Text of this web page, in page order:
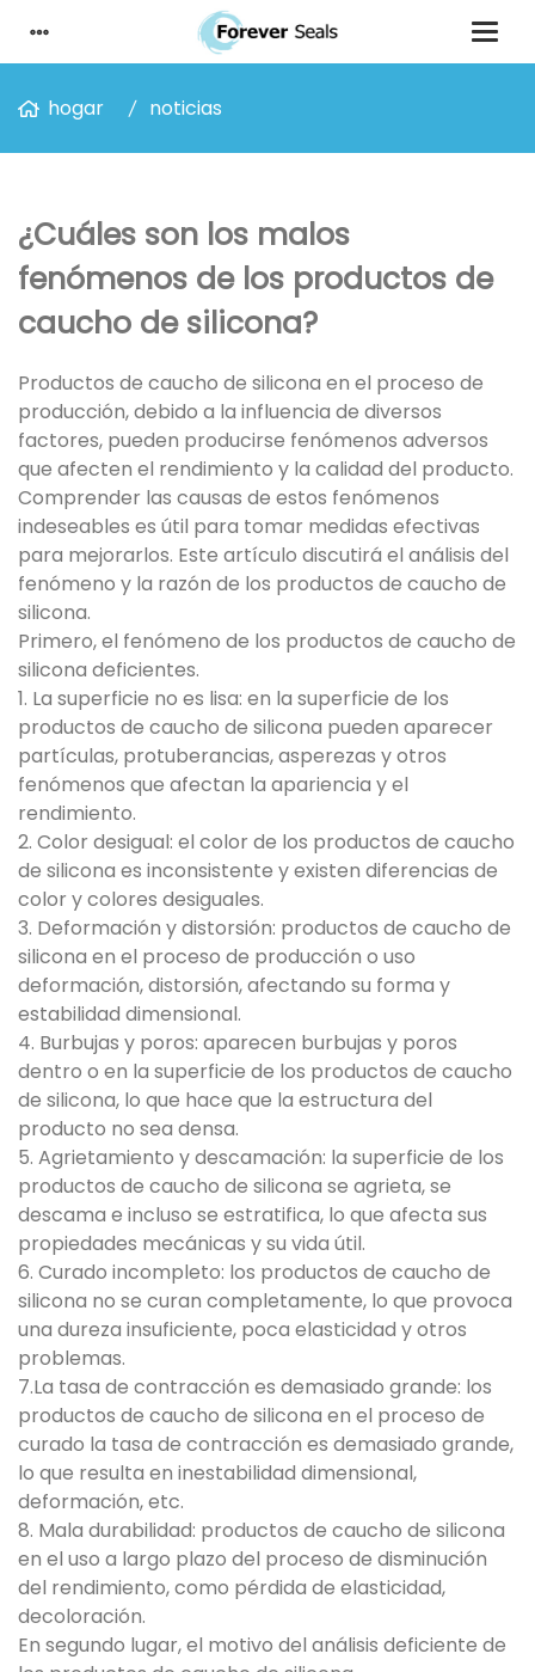
hogar noticias
¿Cuáles son los malos
fenómenos de los productos de
caucho de silicona?
Productos de caucho de silicona en el proceso de
producción, debido a la influencia de diversos
factores, pueden producirse fenómenos adversos
que afecten el rendimiento y la calidad del producto.
Comprender las causas de estos fenómenos
indeseables es útil para tomar medidas efectivas
para mejorarlos. Este artículo discutirá el análisis del
fenómeno y la razón de los productos de caucho de
silicona.
Primero, el fenómeno de los productos de caucho de
silicona deficientes.
1. La superficie no es lisa: en la superficie de los
productos de caucho de silicona pueden aparecer
partículas, protuberancias, asperezas y otros
fenómenos que afectan la apariencia y el
rendimiento.
2. Color desigual: el color de los productos de caucho
de silicona es inconsistente y existen diferencias de
color y colores desiguales.
3. Deformación y distorsión: productos de caucho de
silicona en el proceso de producción o uso
deformación, distorsión, afectando su forma y
estabilidad dimensional.
4. Burbujas y poros: aparecen burbujas y poros
dentro o en la superficie de los productos de caucho
de silicona, lo que hace que la estructura del
producto no sea densa.
5. Agrietamiento y descamación: la superficie de los
productos de caucho de silicona se agrieta, se
descama e incluso se estratifica, lo que afecta sus
propiedades mecánicas y su vida útil.
6. Curado incompleto: los productos de caucho de
silicona no se curan completamente, lo que provoca
una dureza insuficiente, poca elasticidad y otros
problemas.
7.La tasa de contracción es demasiado grande: los
productos de caucho de silicona en el proceso de
curado la tasa de contracción es demasiado grande,
lo que resulta en inestabilidad dimensional,
deformación, etc.
8. Mala durabilidad: productos de caucho de silicona
en el uso a largo plazo del proceso de disminución
del rendimiento, como pérdida de elasticidad,
decoloración.
En segundo lugar, el motivo del análisis deficiente de